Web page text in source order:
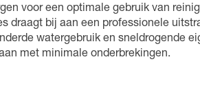
voor een optimale gebruik van
draagt bij aan een professionele
watergebruik en sneldrogende
met minimale onderbrekingen.